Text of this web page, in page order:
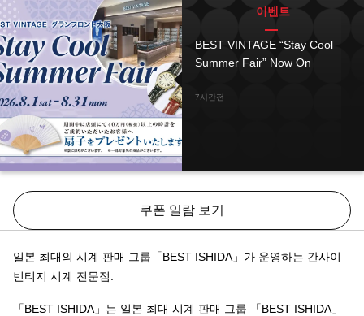
이벤트
BEST VINTAGE “Stay Cool
Summer Fair” Now On
7시간전
쿠폰 일람 보기
일본 최대의 시계 판매 그룹「BEST ISHIDA」가 운영하는 간사이
빈티지 시계 전문점.
「BEST ISHIDA」는 일본 최대 시계 판매 그룹 「BEST ISHIDA」